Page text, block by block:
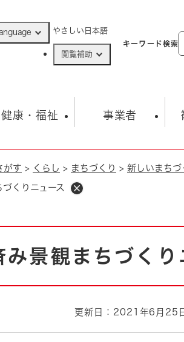
やさしい日本語
閲覧補助
キーワード検索
戸籍
防
下水道
ュニティ・ボラン
子育て
健康・福祉
福祉・健康・生活 生涯学
事業者
入札・契約情報
環境
観光スポット
市の概要
市政
市役所・施設の案内
オ
がす > くらし > まちづくり > 新しいまちづ
くりニュース
み景観まちづくり
更新日：2021年6月25